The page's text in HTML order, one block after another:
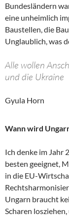
Bundesländern
eine unheimlich
Baustellen, die
Unglaublich, was
Alle wollen
und die Ukraine
Gyula Horn
Wann wird
Ich denke im Jahr
besten geeignet,
in die EU-
Ungarn braucht
Scharen